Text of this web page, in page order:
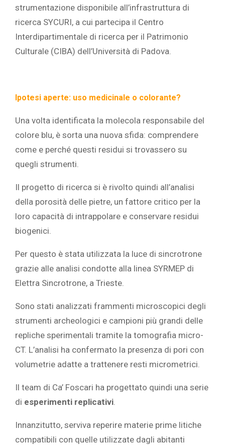
strumentazione disponibile all’infrastruttura di
ricerca SYCURI, a cui partecipa il Centro
Interdipartimentale di ricerca per il Patrimonio
Culturale (CIBA) dell’Università di Padova.
Ipotesi aperte: uso medicinale o colorante?
Una volta identificata la molecola responsabile del
colore blu, è sorta una nuova sfida: comprendere
come e perché questi residui si trovassero su
quegli strumenti.
Il progetto di ricerca si è rivolto quindi all’analisi
della porosità delle pietre, un fattore critico per la
loro capacità di intrappolare e conservare residui
biogenici.
Per questo è stata utilizzata la luce di sincrotrone
grazie alle analisi condotte alla linea SYRMEP di
Elettra Sincrotrone, a Trieste.
Sono stati analizzati frammenti microscopici degli
strumenti archeologici e campioni più grandi delle
repliche sperimentali tramite la tomografia micro-
CT. L’analisi ha confermato la presenza di pori con
volumetrie adatte a trattenere resti micrometrici.
Il team di Ca’ Foscari ha progettato quindi una serie
di esperimenti replicativi
Innanzitutto, serviva reperire materie prime litiche
compatibili con quelle utilizzate dagli abitanti